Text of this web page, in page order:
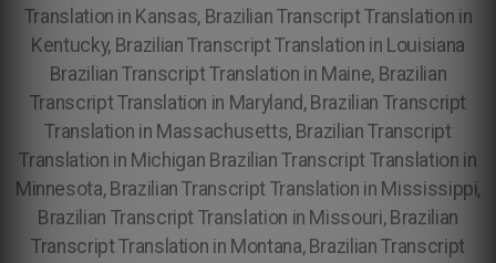
Translation in Kansas, Brazilian Transcript Translation in
Kentucky, Brazilian Transcript Translation in Louisiana
Brazilian Transcript Translation in Maine, Brazilian
Transcript Translation in Maryland, Brazilian Transcript
Translation in Massachusetts, Brazilian Transcript
Translation in Michigan Brazilian Transcript Translation in
Minnesota, Brazilian Transcript Translation in Mississippi,
Brazilian Transcript Translation in Missouri, Brazilian
Transcript Translation in Montana, Brazilian Transcript